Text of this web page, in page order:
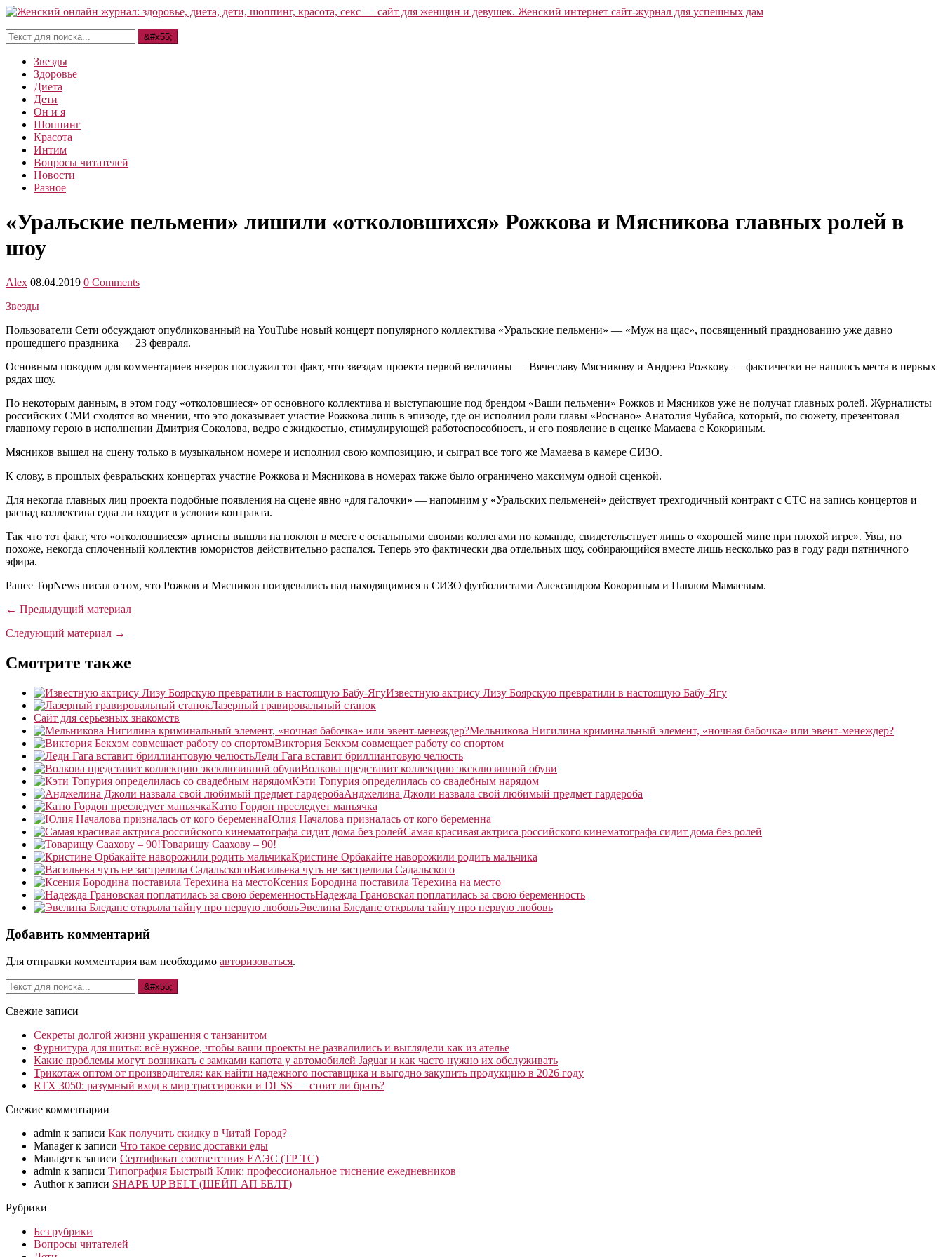
Звезды
Здоровье
Диета
Дети
Он и я
Шоппинг
Красота
Интим
Вопросы читателей
Новости
Разное
«Уральские пельмени» лишили «отколовшихся» Рожкова и Мясникова главных ролей в
шоу
Alex 08.04.2019 0 Comments
Звезды
Пользователи Сети обсуждают опубликованный на YouTube новый концерт популярного коллектива «Уральские пельмени» — «Муж на щас», посвященный празднованию уже давно
прошедшего праздника — 23 февраля.
Основным поводом для комментариев юзеров послужил тот факт, что звездам проекта первой величины — Вячеславу Мясникову и Андрею Рожкову — фактически не нашлось места в первых
рядах шоу.
По некоторым данным, в этом году «отколовшиеся» от основного коллектива и выступающие под брендом «Ваши пельмени» Рожков и Мясников уже не получат главных ролей. Журналисты
российских СМИ сходятся во мнении, что это доказывает участие Рожкова лишь в эпизоде, где он исполнил роли главы «Роснано» Анатолия Чубайса, который, по сюжету, презентовал
главному герою в исполнении Дмитрия Соколова, ведро с жидкостью, стимулирующей работоспособность, и его появление в сценке Мамаева с Кокориным.
Мясников вышел на сцену только в музыкальном номере и исполнил свою композицию, и сыграл все того же Мамаева в камере СИЗО.
К слову, в прошлых февральских концертах участие Рожкова и Мясникова в номерах также было ограничено максимум одной сценкой.
Для некогда главных лиц проекта подобные появления на сцене явно «для галочки» — напомним у «Уральских пельменей» действует трехгодичный контракт с СТС на запись концертов и
распад коллектива едва ли входит в условия контракта.
Так что тот факт, что «отколовшиеся» артисты вышли на поклон в месте с остальными своими коллегами по команде, свидетельствует лишь о «хорошей мине при плохой игре». Увы, но
похоже, некогда сплоченный коллектив юмористов действительно распался. Теперь это фактически два отдельных шоу, собирающийся вместе лишь несколько раз в году ради пятничного
эфира.
Ранее TopNews писал о том, что Рожков и Мясников поиздевались над находящимися в СИЗО футболистами Александром Кокориным и Павлом Мамаевым.
← Предыдущий материал
Следующий материал →
Смотрите также
Известную актрису Лизу Боярскую превратили в настоящую Бабу-Ягу
Лазерный гравировальный станок
Сайт для серьезных знакомств
Мельникова Нигилина криминальный элемент, «ночная бабочка» или эвент-менеждер?
Виктория Бекхэм совмещает работу со спортом
Леди Гага вставит бриллиантовую челюсть
Волкова представит коллекцию эксклюзивной обуви
Кэти Топурия определилась со свадебным нарядом
Анджелина Джоли назвала свой любимый предмет гардероба
Катю Гордон преследует маньячка
Юлия Началова призналась от кого беременна
Самая красивая актриса российского кинематографа сидит дома без ролей
Товарищу Саахову – 90!
Кристине Орбакайте наворожили родить мальчика
Васильева чуть не застрелила Садальского
Ксения Бородина поставила Терехина на место
Надежда Грановская поплатилась за свою беременность
Эвелина Бледанс открыла тайну про первую любовь
Добавить комментарий
Для отправки комментария вам необходимо авторизоваться.
Свежие записи
Секреты долгой жизни украшения с танзанитом
Фурнитура для шитья: всё нужное, чтобы ваши проекты не развалились и выглядели как из ателье
Какие проблемы могут возникать с замками капота у автомобилей Jaguar и как часто нужно их обслуживать
Трикотаж оптом от производителя: как найти надежного поставщика и выгодно закупить продукцию в 2026 году
RTX 3050: разумный вход в мир трассировки и DLSS — стоит ли брать?
Свежие комментарии
admin к записи Как получить скидку в Читай Город?
Managerк записи Что такое сервис доставки еды
Managerк записи Сертификат соответствия ЕАЭС (ТР ТС)
admin к записи Типография Быстрый Клик: профессиональное тиснение ежедневников
Authorк записи SHAPE UP BELT (ШЕЙП АП БЕЛТ)
Рубрики
Без рубрики
Вопросы читателей